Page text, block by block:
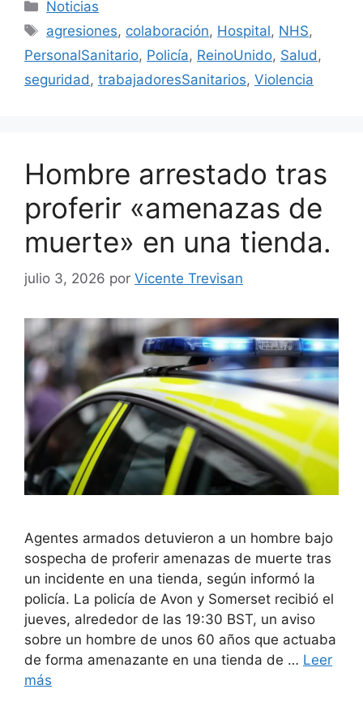
Categorías
Noticias
Etiquetas
agresiones, colaboración, Hospital, NHS,
PersonalSanitario, Policía, ReinoUnido, Salud,
seguridad, trabajadoresSanitarios, Violencia
Hombre arrestado tras
proferir «amenazas de
muerte» en una tienda.
julio 3, 2026 por Vicente Trevisan
Agentes armados detuvieron a un hombre bajo
sospecha de proferir amenazas de muerte tras
un incidente en una tienda, según informó la
policía. La policía de Avon y Somerset recibió el
jueves, alrededor de las 19:30 BST, un aviso
sobre un hombre de unos 60 años que actuaba
de forma amenazante en una tienda de … Leer
más